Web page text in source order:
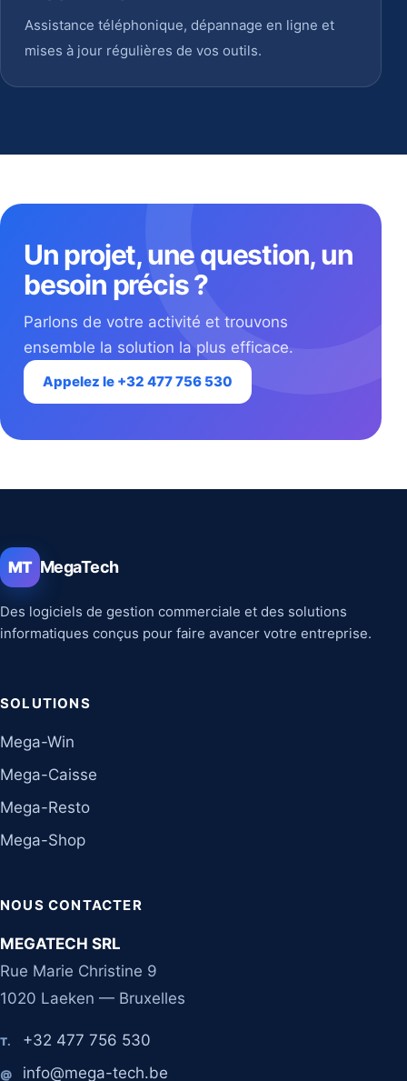
Assistance téléphonique, dépannage en ligne et
mises à jour régulières de vos outils.
Un projet, une question, un
besoin précis ?
Parlons de votre activité et trouvons
ensemble la solution la plus efficace.
Appelez le +32 477 756 530
MT MegaTech
Des logiciels de gestion commerciale et des solutions
informatiques conçus pour faire avancer votre entreprise.
SOLUTIONS
Mega-Win
Mega-Caisse
Mega-Resto
Mega-Shop
NOUS CONTACTER
MEGATECH SRL
Rue Marie Christine 9
1020 Laeken — Bruxelles
T. +32 477 756 530
@ info@mega-tech.be